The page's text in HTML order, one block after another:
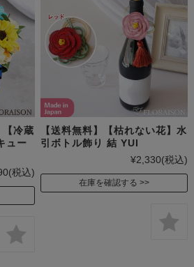
【冷蔵
ュー
(税込)
【送料無料】【枯れない花】水
引ボトル飾り 結 YUI
¥2,330(税込)
在庫を確認する